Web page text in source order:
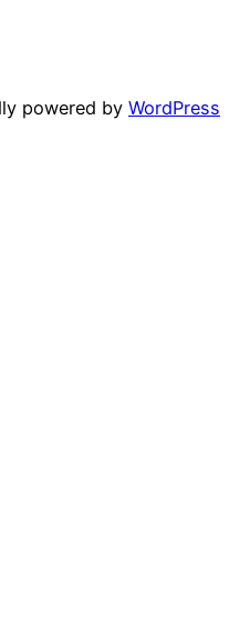
powered by WordPress